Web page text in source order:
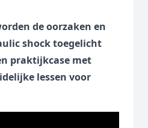
de oorzaken en
shock toegelicht
praktijkcase met
lessen voor